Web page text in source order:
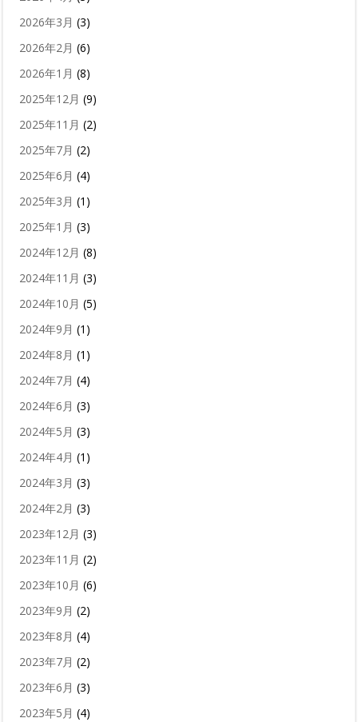
2026年3月 (3)
2026年2月 (6)
2026年1月 (8)
2025年12月 (9)
2025年11月 (2)
2025年7月 (2)
2025年6月 (4)
2025年3月 (1)
2025年1月 (3)
2024年12月 (8)
2024年11月 (3)
2024年10月 (5)
2024年9月 (1)
2024年8月 (1)
2024年7月 (4)
2024年6月 (3)
2024年5月 (3)
2024年4月 (1)
2024年3月 (3)
2024年2月 (3)
2023年12月 (3)
2023年11月 (2)
2023年10月 (6)
2023年9月 (2)
2023年8月 (4)
2023年7月 (2)
2023年6月 (3)
2023年5月 (4)